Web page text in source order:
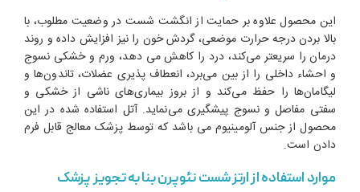
این محصول علاوه بر حمایت از انگشت شست در وضعیت مطلوب، با
بالا بردن درجه حرارت موضعی، گردش خون را نیز افزایش داده و روند
درمان را سریعتر می‌کند، درد را کاهش می دهد، ورم و خشکی نسوج
و احشاء داخلی را از بین می‌برد، انعطاف پذیری عضلات، تاندون‌ها و
لیگامان‌ها را حفظ می‌کند و از بروز بیماری‌های ناشی از خشکی و
سفتی مفاصل و نسوج پیشگیری می‌نماید. آتل استفاده شده در این
محصول از جنس آلومینیوم می باشد که توسط پزشک معالج قابل فرم
دادن است.
موارد استفاده از ارتز شست نئوپرن بنا به تجویز پزشک